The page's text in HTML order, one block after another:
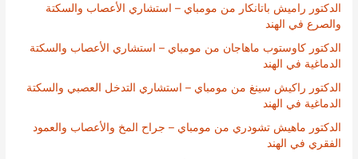
الدكتور راميش باتانكار من مومباي – استشاري الأعصاب والسكتة
والصرع في الهند
الدكتور كاوستوب ماهاجان من مومباي – استشاري الأعصاب والسكتة
الدماغية في الهند
الدكتور راكيش سينغ من مومباي – استشاري التدخل العصبي والسكتة
الدماغية في الهند
الدكتور ماهيش تشودري من مومباي – جراح المخ والأعصاب والعمود
الفقري في الهند